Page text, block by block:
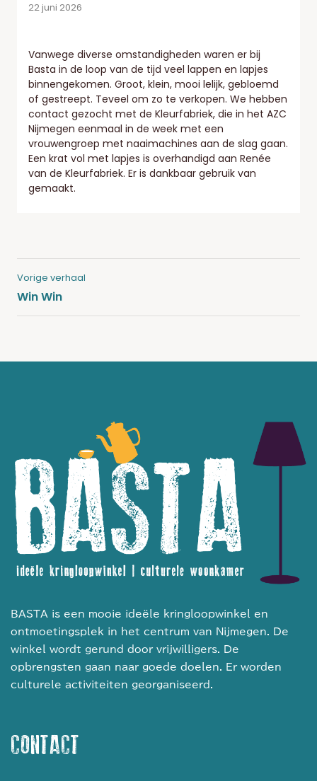
22 juni 2026
Vanwege diverse omstandigheden waren er bij
Basta in de loop van de tijd veel lappen en lapjes
binnengekomen. Groot, klein, mooi lelijk, gebloemd
of gestreept. Teveel om zo te verkopen. We hebben
contact gezocht met de Kleurfabriek, die in het AZC
Nijmegen eenmaal in de week met een
vrouwengroep met naaimachines aan de slag gaan.
Een krat vol met lapjes is overhandigd aan Renée
van de Kleurfabriek. Er is dankbaar gebruik van
gemaakt.
Vorige verhaal
Win Win
BASTA is een mooie ideële kringloopwinkel en
ontmoetingsplek in het centrum van Nijmegen. De
winkel wordt gerund door vrijwilligers. De
opbrengsten gaan naar goede doelen. Er worden
culturele activiteiten georganiseerd.
CONTACT